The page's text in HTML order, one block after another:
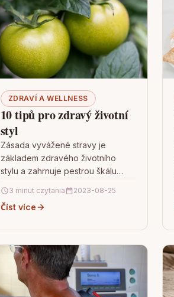
ZDRAVÍ A WELLNESS
10 tipů pro zdravý životní
styl
Zásada vyvážené stravy je
základem zdravého životního
stylu a zahrnuje pestrou škálu
potřebné živiny, jako jsou
celozrnné obiloviny, čerstvé
3 minut czytania 2023-08-25
Číst více